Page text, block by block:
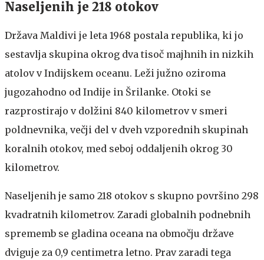
Naseljenih je 218 otokov
Država Maldivi je leta 1968 postala republika, ki jo
sestavlja skupina okrog dva tisoč majhnih in nizkih
atolov v Indijskem oceanu. Leži južno oziroma
jugozahodno od Indije in Šrilanke. Otoki se
razprostirajo v dolžini 840 kilometrov v smeri
poldnevnika, večji del v dveh vzporednih skupinah
koralnih otokov, med seboj oddaljenih okrog 30
kilometrov.
Naseljenih je samo 218 otokov s skupno površino 298
kvadratnih kilometrov. Zaradi globalnih podnebnih
sprememb se gladina oceana na območju države
dviguje za 0,9 centimetra letno. Prav zaradi tega